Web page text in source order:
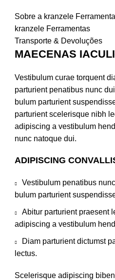
Sobre a kranzele
kranzele Ferramentas
Transporte & Devoluções
MAECENAS
Vestibulum curae torquent
parturient penatibus nunc
bulum parturient
parturient scelerisque nibh
adipiscing a vestibulum
nunc natoque dui.
ADIPISCING
Vestibulum penatibus
bulum parturient
Abitur parturient praesent
adipiscing a vestibulum
Diam parturient dictumst
lectus.
Scelerisque adipiscing